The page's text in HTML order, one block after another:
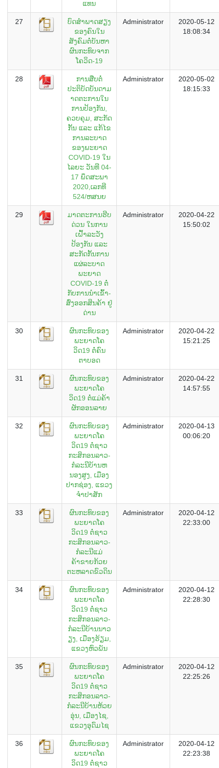
ແທນ
27
ບົດສຳພາດສຽງ
ຂອງຄົນໃນ
ສັງຄົມຕໍ່ບັນຫາ
ຜົນກະທົບຈາກ
ໂຄວິດ-19
Administrator
2020-05-12
18:08:34
28
ການສືບຕໍ່
ປະຕິບັດບັນດາມ
າດຕະການໃນ
ການປ້ອງກັນ,
ຄວບຄຸມ, ສະກັດ
ກັ້ນ ແລະ ແກ້ໄຂ
ການລະບາດ
ຂອງພະຍາດ
COVID-19 ໃນ
ໄລຍະ ວັນທີ 04-
17 ພຶດສະພາ
2020,ເລກທີ
524/ຫສນຍ
Administrator
2020-05-02
18:15:33
29
ມາດຕະການຮີບ
ດ່ວນ ໃນການ
ເຝົ້າລະວັງ
ປ້ອງກັນ ແລະ
ສະກັດກັ້ນການ
ແຜ່ລະບາດ
ພະຍາດ
COVID-19 ຕໍ່
ກັບການນຳເຂົ້າ-
ສົ່ງອອກສິນຄ້າ ຢູ່
ດ່ານ
Administrator
2020-04-22
15:50:02
30
ຜົນກະທົບຂອງ
ພະຍາດໂຄ
ວິດ19 ຕໍ່ຄົນ
ຕາບອດ
Administrator
2020-04-22
15:21:25
31
ຜົນກະທົບຂອງ
ພະຍາດໂຄ
ວິດ19 ຕໍ່ແມ່ຄ້າ
ຜັກອອນລາຍ
Administrator
2020-04-22
14:57:55
32
ຜົນກະທົບຂອງ
ພະຍາດໂຄ
ວິດ19 ຕໍ່ຊາວ
ກະສິກອນລາວ-
ກໍລະນີບ້ານຫ
ນອງສູງ, ເມືອງ
ປາກຊ່ອງ, ແຂວງ
ຈຳປາສັກ
Administrator
2020-04-13
00:06:20
33
ຜົນກະທົບຂອງ
ພະຍາດໂຄ
ວິດ19 ຕໍ່ຊາວ
ກະສິກອນລາວ-
ກໍລະນີແມ່
ຄ້າຂາຍກ້ວຍ
ຕະຫລາດຂົວດິນ
Administrator
2020-04-12
22:33:00
34
ຜົນກະທົບຂອງ
ພະຍາດໂຄ
ວິດ19 ຕໍ່ຊາວ
ກະສິກອນລາວ-
ກໍລະນີບ້ານນາວ
ຽງ, ເມືອງຮ້ຽມ,
ແຂວງຫົວພັນ
Administrator
2020-04-12
22:28:30
35
ຜົນກະທົບຂອງ
ພະຍາດໂຄ
ວິດ19 ຕໍ່ຊາວ
ກະສິກອນລາວ-
ກໍລະນີບ້ານຫ້ວຍ
ອຸ່ນ, ເມືອງໄຊ,
ແຂວງອຸດົມໄຊ
Administrator
2020-04-12
22:25:26
36
ຜົນກະທົບຂອງ
ພະຍາດໂຄ
ວິດ19 ຕໍ່ຊາວ
Administrator
2020-04-12
22:23:38